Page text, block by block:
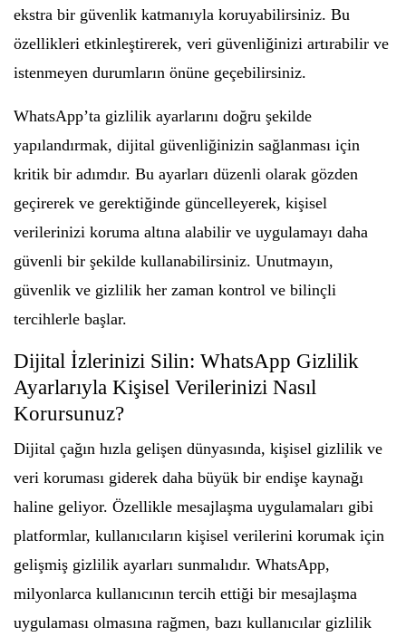
ekstra bir güvenlik katmanıyla koruyabilirsiniz. Bu
özellikleri etkinleştirerek, veri güvenliğinizi artırabilir ve
istenmeyen durumların önüne geçebilirsiniz.
WhatsApp’ta gizlilik ayarlarını doğru şekilde
yapılandırmak, dijital güvenliğinizin sağlanması için
kritik bir adımdır. Bu ayarları düzenli olarak gözden
geçirerek ve gerektiğinde güncelleyerek, kişisel
verilerinizi koruma altına alabilir ve uygulamayı daha
güvenli bir şekilde kullanabilirsiniz. Unutmayın,
güvenlik ve gizlilik her zaman kontrol ve bilinçli
tercihlerle başlar.
Dijital İzlerinizi Silin: WhatsApp Gizlilik
Ayarlarıyla Kişisel Verilerinizi Nasıl
Korursunuz?
Dijital çağın hızla gelişen dünyasında, kişisel gizlilik ve
veri koruması giderek daha büyük bir endişe kaynağı
haline geliyor. Özellikle mesajlaşma uygulamaları gibi
platformlar, kullanıcıların kişisel verilerini korumak için
gelişmiş gizlilik ayarları sunmalıdır. WhatsApp,
milyonlarca kullanıcının tercih ettiği bir mesajlaşma
uygulaması olmasına rağmen, bazı kullanıcılar gizlilik